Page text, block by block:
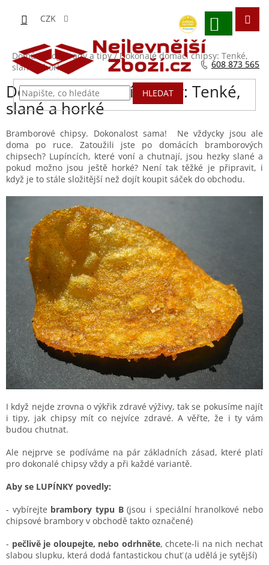
obsah
CZK
HLEDAT
NÁKUPNÍ
KOŠÍK
Domů / Blog - rady a tipy / Dokonalé domácí chipsy: Tenké,
slané a horké
Dokonalé domácí chipsy: Tenké,
slané a horké
Bramborové chipsy. Dokonalost sama! Ne vždycky jsou ale
doma po ruce. Zatoužili jste po domácích bramborových
chipsech? Lupíncích, které voní a chutnají, jsou hezky slané a
pokud možno jsou ještě horké? Není tak těžké je připravit, i
když je to stále složitější než dojít koupit sáček do obchodu.
I když nejde zrovna o výkřik zdravé výživy, tak se pokusíme najít
i tipy, jak chipsy mít co nejvíce zdravé. A věřte, že i ty vám
budou chutnat.
Ale nejprve se podíváme na pár základních zásad, které platí
pro dokonalé chipsy vždy a při každé variantě.
Aby se LUPÍNKY povedly:
- vybírejte brambory typu B(jsou i speciální hranolkové nebo
chipsové brambory v obchodě takto označené)
- pečlivě je oloupejte, nebo odrhněte, chcete-li na nich nechat
slabou slupku, která dodá fantastickou chuť (a udělá je sytější)
608 873 565